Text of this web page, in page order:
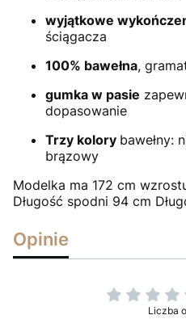
wyjątkowe
ściągacza
100% bawełna,
gumka w pasie
dopasowanie
Trzy kolory bawełny:
brązowy
Modelka ma 172 cm
Długość spodni 94 cm
Opinie
Liczba